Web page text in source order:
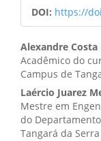
DOI: https://
do
artigo
Alexandre Costa
Acadêmico do
Campus de
Laércio Juarez
Mestre em
do
Tangará da Serra